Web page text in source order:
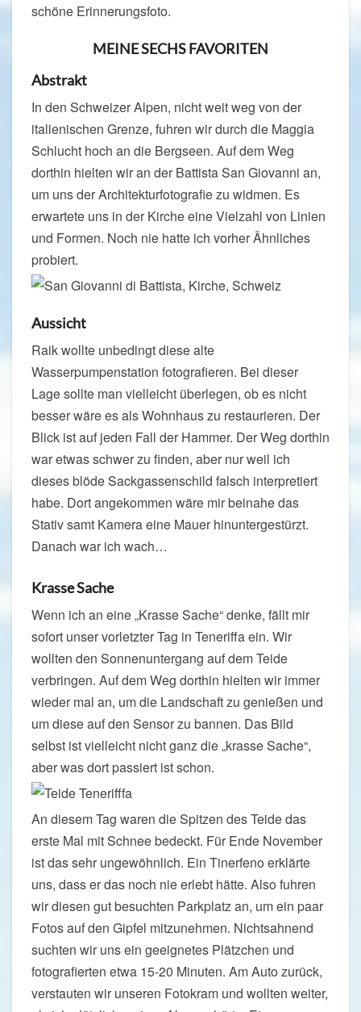
schöne Erinnerungsfoto.
MEINE SECHS FAVORITEN
Abstrakt
In den Schweizer Alpen, nicht weit weg von der
italienischen Grenze, fuhren wir durch die Maggia
Schlucht hoch an die Bergseen. Auf dem Weg
dorthin hielten wir an der Battista San Giovanni an,
um uns der Architekturfotografie zu widmen. Es
erwartete uns in der Kirche eine Vielzahl von Linien
und Formen. Noch nie hatte ich vorher Ähnliches
probiert.
Aussicht
Raik wollte unbedingt diese alte
Wasserpumpenstation fotografieren. Bei dieser
Lage sollte man vielleicht überlegen, ob es nicht
besser wäre es als Wohnhaus zu restaurieren. Der
Blick ist auf jeden Fall der Hammer. Der Weg dorthin
war etwas schwer zu finden, aber nur weil ich
dieses blöde Sackgassenschild falsch interpretiert
habe. Dort angekommen wäre mir beinahe das
Stativ samt Kamera eine Mauer hinuntergestürzt.
Danach war ich wach…
Krasse Sache
Wenn ich an eine „Krasse Sache“ denke, fällt mir
sofort unser vorletzter Tag in Teneriffa ein. Wir
wollten den Sonnenuntergang auf dem Teide
verbringen. Auf dem Weg dorthin hielten wir immer
wieder mal an, um die Landschaft zu genießen und
um diese auf den Sensor zu bannen. Das Bild
selbst ist vielleicht nicht ganz die „krasse Sache“,
aber was dort passiert ist schon.
An diesem Tag waren die Spitzen des Teide das
erste Mal mit Schnee bedeckt. Für Ende November
ist das sehr ungewöhnlich. Ein Tinerfeno erklärte
uns, dass er das noch nie erlebt hätte. Also fuhren
wir diesen gut besuchten Parkplatz an, um ein paar
Fotos auf den Gipfel mitzunehmen. Nichtsahnend
suchten wir uns ein geeignetes Plätzchen und
fotografierten etwa 15-20 Minuten. Am Auto zurück,
verstauten wir unseren Fotokram und wollten weiter,